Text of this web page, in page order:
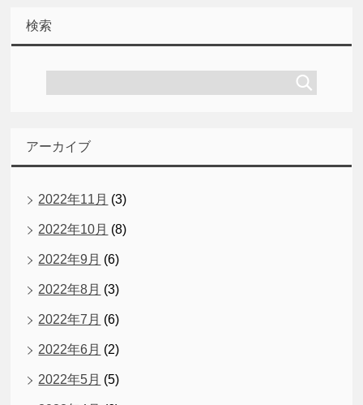
検索
アーカイブ
2022年11月 (3)
2022年10月 (8)
2022年9月 (6)
2022年8月 (3)
2022年7月 (6)
2022年6月 (2)
2022年5月 (5)